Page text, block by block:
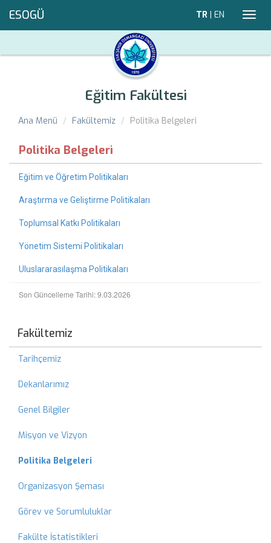
ESOGÜ TR | EN
Eğitim Fakültesi
Ana Menü Fakültemiz Politika Belgeleri
Politika Belgeleri
Eğitim ve Öğretim Politikaları
Araştırma ve Geliştirme Politikaları
Toplumsal Katkı Politikaları
Yönetim Sistemi Politikaları
Uluslararasılaşma Politikaları
Son Güncelleme Tarihi: 9.03.2026
Fakültemiz
Tarihçemiz
Dekanlarımız
Genel Bilgiler
Misyon ve Vizyon
Politika Belgeleri
Organizasyon Şeması
Görev ve Sorumluluklar
Fakülte İstatistikleri